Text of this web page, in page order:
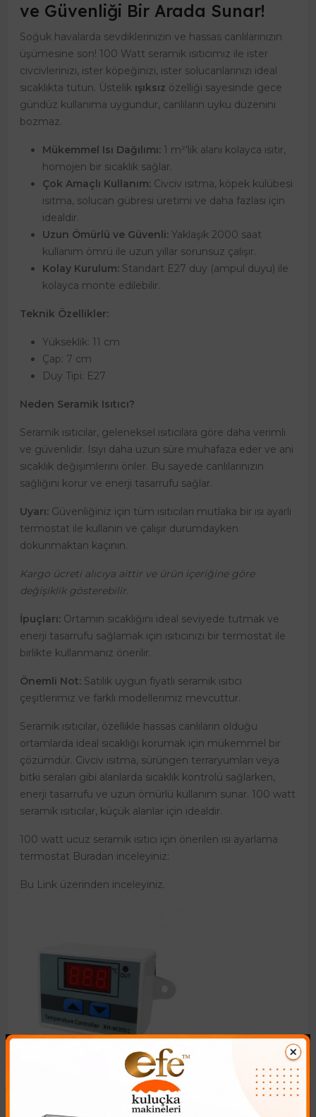
ve Güvenliği Bir Arada Sunar!
Soğuk havalarda sevdiklerinizin ve hassas canlılarınızın
üşümesine son! 100 Watt seramik ısıtıcımız ile ister
civcivlerinizi, ister köpeğinizi, ister solucanlarınızı ideal
sıcaklıkta tutun. Üstelik ışıksız özelliği sayesinde gece
gündüz kullanıma uygundur, canlıların uyku düzenini
bozmaz.
Mükemmel Isı Dağılımı: 1 m²'lik alanı kolayca ısıtır,
homojen bir sıcaklık sağlar.
Çok Amaçlı Kullanım: Civciv ısıtma, köpek kulübesi
ısıtma, solucan gübresi üretimi ve daha fazlası için
idealdir.
Uzun Ömürlü ve Güvenli: Yaklaşık 2000 saat
kullanım ömrü ile uzun yıllar sorunsuz çalışır.
Kolay Kurulum: Standart E27 duy (ampul duyu) ile
kolayca monte edilebilir.
Teknik Özellikler:
Yükseklik: 11 cm
Çap: 7 cm
Duy Tipi: E27
Neden Seramik Isıtıcı?
Seramik ısıtıcılar, geleneksel ısıtıcılara göre daha verimli
ve güvenlidir. Isıyı daha uzun süre muhafaza eder ve ani
sıcaklık değişimlerini önler. Bu sayede canlılarınızın
sağlığını korur ve enerji tasarrufu sağlar.
Uyarı: Güvenliğiniz için tüm ısıtıcıları mutlaka bir ısı ayarlı
termostat ile kullanın ve çalışır durumdayken
dokunmaktan kaçının.
Kargo ücreti alıcıya aittir ve ürün içeriğine göre
değişiklik gösterebilir.
İpuçları: Ortamın sıcaklığını ideal seviyede tutmak ve
enerji tasarrufu sağlamak için ısıtıcınızı bir termostat ile
birlikte kullanmanız önerilir.
Önemli Not: Satılık uygun fiyatlı seramik ısıtıcı
çeşitlerimiz ve farklı modellerimiz mevcuttur.
Seramik ısıtıcılar, özellikle hassas canlıların olduğu
ortamlarda ideal sıcaklığı korumak için mükemmel bir
çözümdür. Civciv ısıtma, sürüngen terraryumları veya
bitki seraları gibi alanlarda sıcaklık kontrolü sağlarken,
enerji tasarrufu ve uzun ömürlü kullanım sunar. 100 watt
seramik ısıtıcılar, küçük alanlar için idealdir.
100 watt ucuz seramik ısıtıcı için önerilen ısı ayarlama
termostat Buradan inceleyiniz:
Bu Link üzerinden inceleyiniz.